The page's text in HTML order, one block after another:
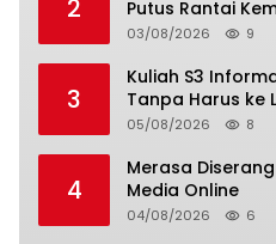
2
Putus Rantai
03/08/2026 9
3
Kuliah S3
Tanpa Harus ke
05/08/2026 8
4
Merasa
Media Online
04/08/2026 6